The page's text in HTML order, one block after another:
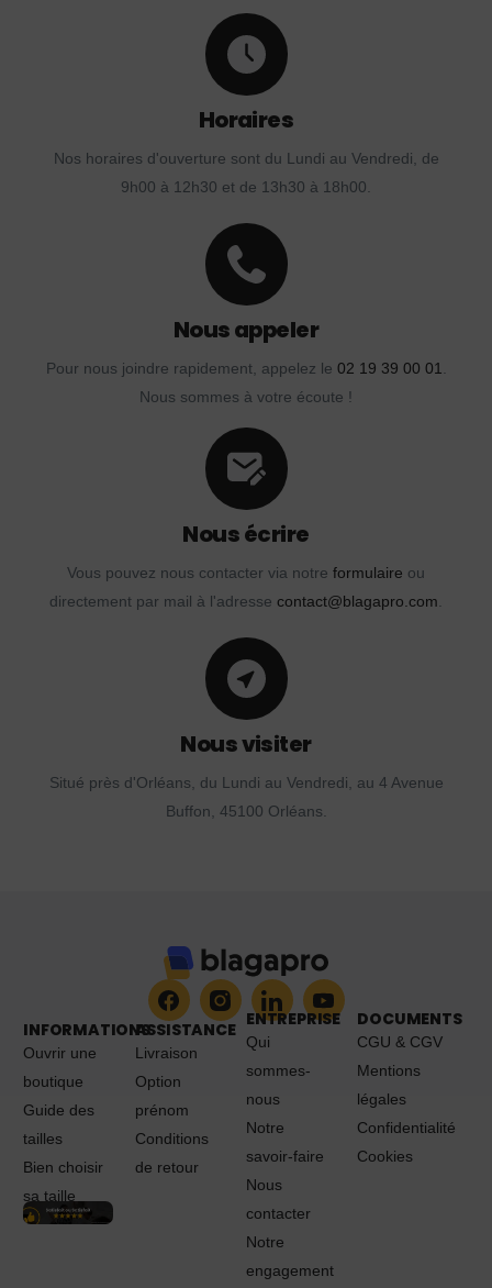
Horaires
Nos horaires d'ouverture sont du Lundi au Vendredi, de
9h00 à 12h30 et de 13h30 à 18h00.
Nous appeler
Pour nous joindre rapidement, appelez le 02 19 39 00 01.
Nous sommes à votre écoute !
Nous écrire
Vous pouvez nous contacter via notre formulaire ou
directement par mail à l'adresse contact@blagapro.com.
Nous visiter
Situé près d'Orléans, du Lundi au Vendredi, au 4 Avenue
Buffon, 45100 Orléans.
INFORMATIONS
Ouvrir une
boutique
Guide des
tailles
Bien choisir
sa taille
ASSISTANCE
Livraison
Option
prénom
Conditions
de retour
ENTREPRISE
Qui
sommes-
nous
Notre
savoir-faire
Nous
contacter
Notre
engagement
DOCUMENTS
CGU & CGV
Mentions
légales
Confidentialité
Cookies